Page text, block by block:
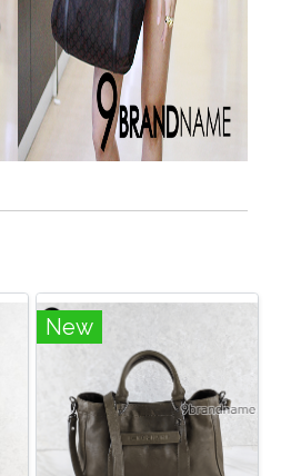
New